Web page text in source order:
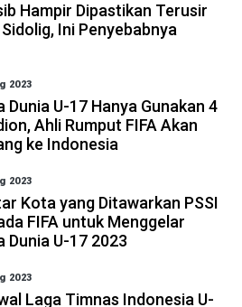
Hampir Dipastikan Terusir
Ini Penyebabnya
2023
Dunia U-17 Hanya Gunakan 4
Ahli Rumput FIFA Akan
ke Indonesia
2023
Kota yang Ditawarkan PSSI
FIFA untuk Menggelar
Dunia U-17 2023
2023
Laga Timnas Indonesia U-